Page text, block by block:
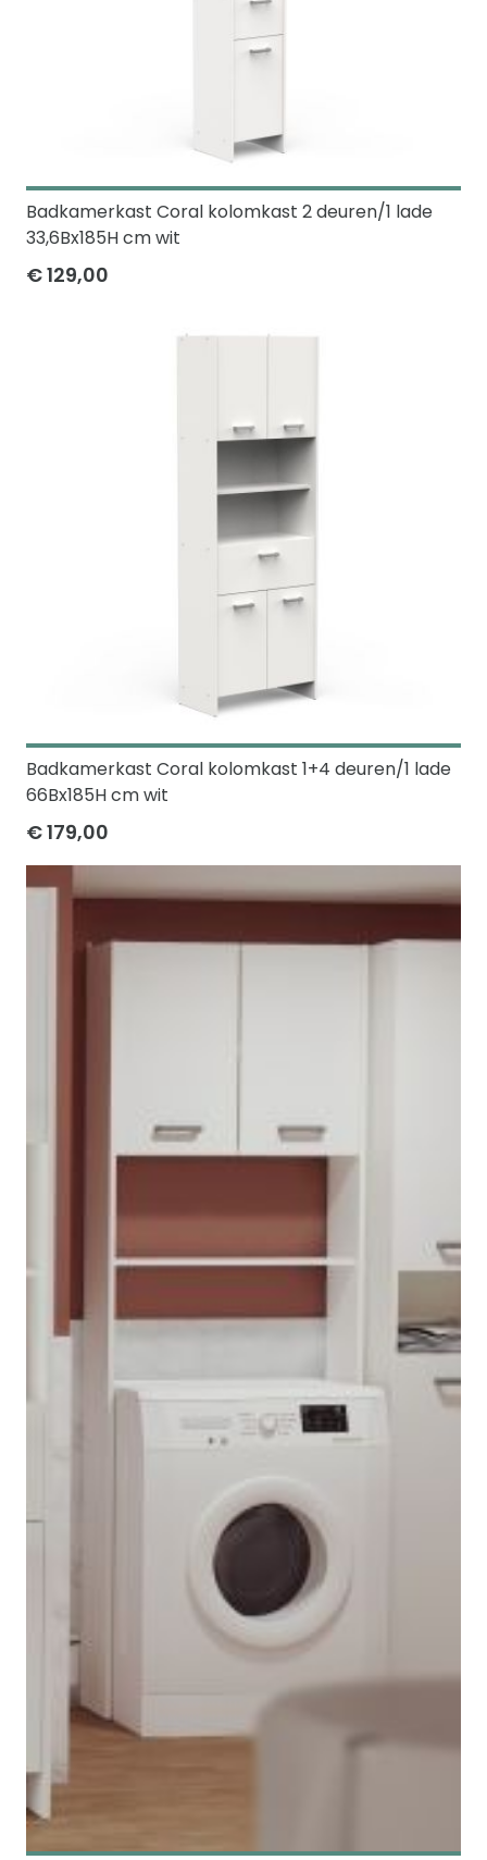
Badkamerkast Coral kolomkast 2 deuren/1 lade
33,6Bx185H cm wit
€ 129,00
Badkamerkast Coral kolomkast 1+4 deuren/1 lade
66Bx185H cm wit
€ 179,00